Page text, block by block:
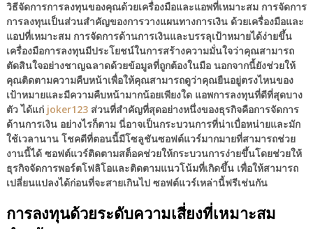
วิธีจัดการการลงทุนของคุณด้วยเครื่องมือและแอพที่เหมาะสม การจัดการ
การลงทุนเป็นส่วนสำคัญของการวางแผนทางการเงิน ด้วยเครื่องมือและ
แอปที่เหมาะสม การจัดการด้านการเงินและบรรลุเป้าหมายได้ง่ายขึ้น
เครื่องมือการลงทุนมีประโยชน์ในการสร้างความมั่นใจว่าคุณสามารถ
ตัดสินใจอย่างชาญฉลาดด้วยข้อมูลที่ถูกต้องในมือ นอกจากนี้ยังช่วยให้
คุณติดตามความคืบหน้าเพื่อให้คุณสามารถดูว่าคุณยืนอยู่ตรงไหนของ
เป้าหมายและมีความคืบหน้ามากน้อยเพียงใด แอพการลงทุนที่ดีที่สุดบาง
ตัว ได้แก่ joker123ส่วนที่สำคัญที่สุดอย่างหนึ่งของธุรกิจคือการจัดการ
ด้านการเงิน อย่างไรก็ตาม นี่อาจเป็นกระบวนการที่น่าเบื่อหน่ายและมัก
ใช้เวลานาน โชคดีที่ตอนนี้มีโซลูชันซอฟต์แวร์มากมายที่สามารถช่วย
งานนี้ได้ ซอฟต์แวร์ติดตามสต็อคช่วยให้กระบวนการง่ายขึ้นโดยช่วยให้
ธุรกิจจัดการพอร์ตโฟลิโอและติดตามแนวโน้มที่เกิดขึ้น เพื่อให้สามารถ
เปลี่ยนแปลงได้ก่อนที่จะสายเกินไป ซอฟต์แวร์เหล่านี้ฟรีเช่นกัน
การลงทุนด้วยระดับความเสี่ยงที่เหมาะสม